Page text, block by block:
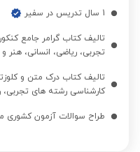
1 سال تدریس در سفیر
تالیف کتاب گرامر جامع
تجربی، ریاضی، انسانی، هنر و
تالیف کتاب درک متن و
کارشناسی رشته های تجربی،
طراح سوالات آزمون کشوری